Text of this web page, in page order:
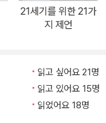
로 심해지는 양극화, 그
나은 세상을 위한 키워
문이지만 글로벌 베스트
난관을 헤쳐나가기 위
21세기를 위한 21가
지 제언
읽고 싶어요 21명
읽고 있어요 15명
읽었어요 18명